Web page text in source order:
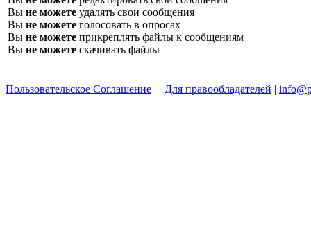
Вы не можете удалять свои сообщения
Вы не можете голосовать в опросах
Вы не можете прикреплять файлы к сообщениям
Вы не можете скачивать файлы
Пользовательское Соглашение | Для правообладателей |